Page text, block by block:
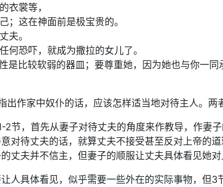
衣裳等，
这在神面前是极宝贵的。
夫。
恐吓，就成为撒拉的女儿了。
比较软弱的器皿；要尊重她，因为她也与你一同
作家中奴仆的话，应该怎样适当地对待主人。
节，首先从妻子对待丈夫的角度来作教导，作妻
对待丈夫的话，就算丈夫不接受甚至反对上帝的
夫并不信主，但妻子的顺服让丈夫具体看见她对
人具体看见，似乎需要一些外在的实际事物，但